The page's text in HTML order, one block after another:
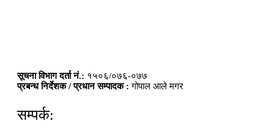
सूचना विभाग दर्ता नं.: १५०६/०७६-०७७
प्रबन्ध निर्देशक / प्रधान सम्पादक : गोपाल आले मगर
सम्पर्क: